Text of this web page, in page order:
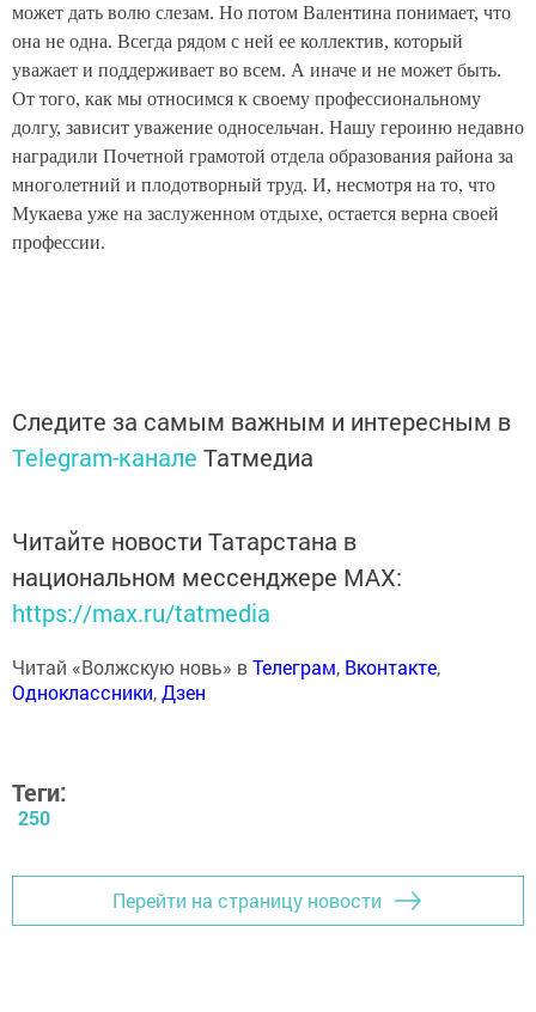
может дать волю слезам. Но потом Валентина понимает, что
она не одна. Всегда рядом с ней ее коллектив, который
уважает и поддерживает во всем. А иначе и не может быть.
От того, как мы относимся к своему профессиональному
долгу, зависит уважение односельчан. Нашу героиню недавно
наградили Почетной грамотой отдела образования района за
многолетний и плодотворный труд. И, несмотря на то, что
Мукаева уже на заслуженном отдыхе, остается верна своей
профессии.
Следите за самым важным и интересным в
Telegram-канале Татмедиа
Читайте новости Татарстана в
национальном мессенджере MАХ:
https://max.ru/tatmedia
Читай «Волжскую новь» вТелеграм, Вконтакте,
Одноклассники,Дзен
Теги:
250
Перейти на страницу новости